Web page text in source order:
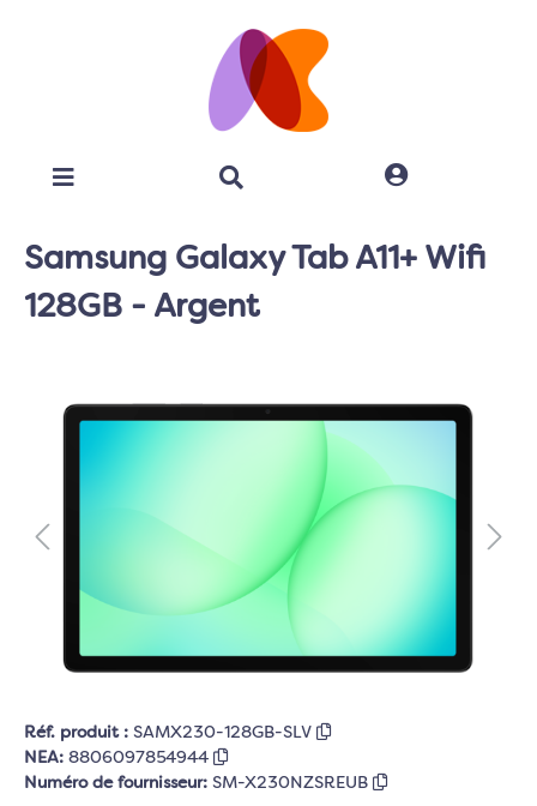
Samsung Galaxy Tab A11+ Wifi
128GB - Argent
Réf. produit : SAMX230-128GB-SLV
NEA: 8806097854944
Numéro de fournisseur: SM-X230NZSREUB